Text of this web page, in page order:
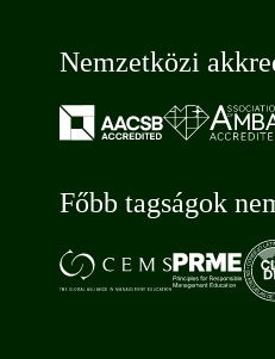
Nemzetközi
Főbb tagságok